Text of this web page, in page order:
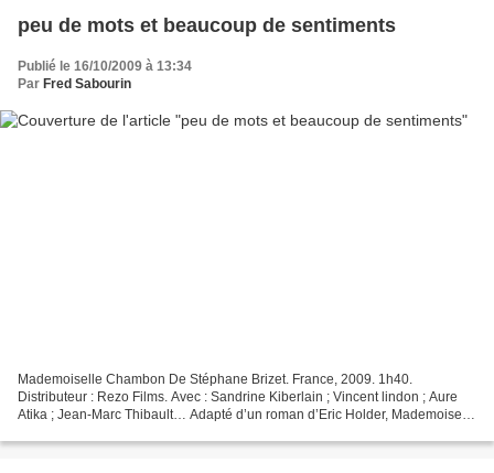
peu de mots et beaucoup de sentiments
Publié le 16/10/2009 à 13:34
Par Fred Sabourin
Mademoiselle Chambon De Stéphane Brizet. France, 2009. 1h40.
Distributeur : Rezo Films. Avec : Sandrine Kiberlain ; Vincent lindon ; Aure
Atika ; Jean-Marc Thibault… Adapté d’un roman d’Eric Holder, Mademoiselle